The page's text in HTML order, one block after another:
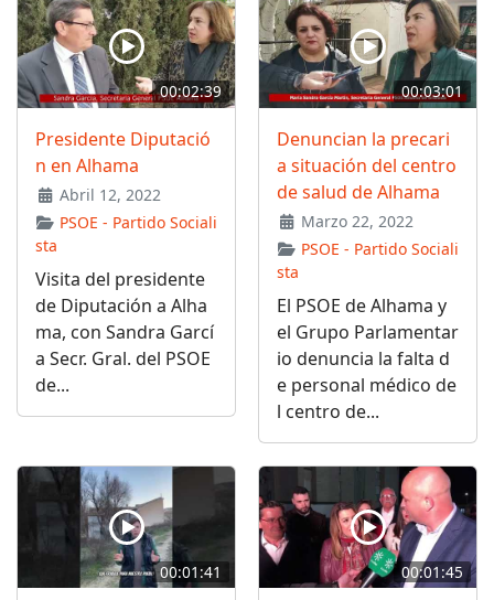
00:02:39
Presidente Diputació
n en Alhama
Abril 12, 2022
PSOE - Partido Sociali
sta
Visita del presidente
de Diputación a Alha
ma, con Sandra Garcí
a Secr. Gral. del PSOE
de...
00:03:01
Denuncian la precari
a situación del centro
de salud de Alhama
Marzo 22, 2022
PSOE - Partido Sociali
sta
El PSOE de Alhama y
el Grupo Parlamentar
io denuncia la falta d
e personal médico de
l centro de...
00:01:41 00:01:45